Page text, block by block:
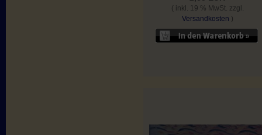
( inkl. 19 % MwSt. zzgl.
Versandkosten )